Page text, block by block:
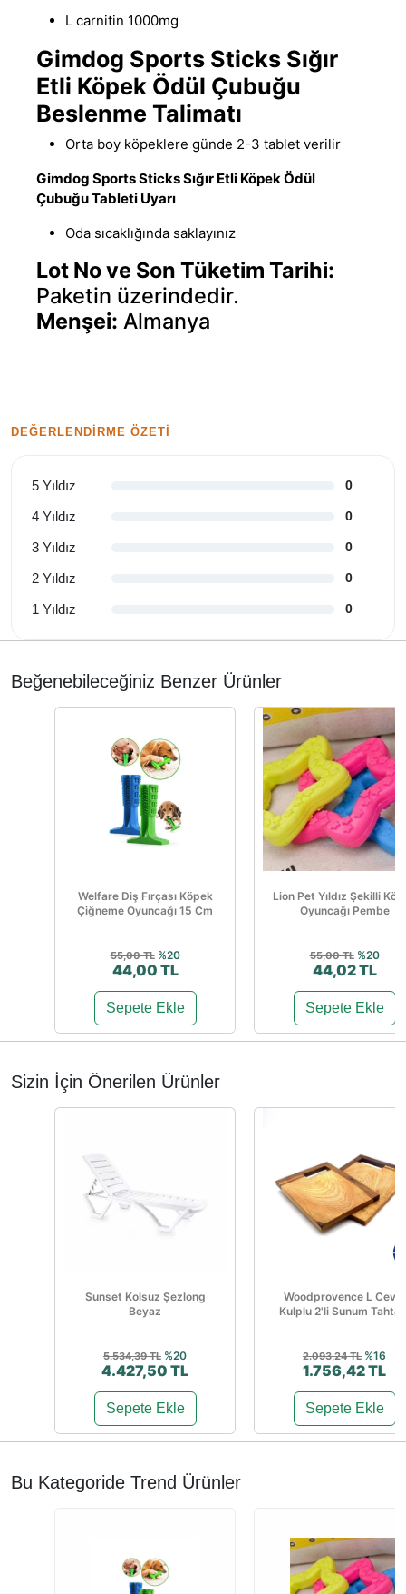
L carnitin 1000mg
Gimdog Sports Sticks Sığır
Etli Köpek Ödül Çubuğu
Beslenme Talimatı
Orta boy köpeklere günde 2-3 tablet verilir
Gimdog Sports Sticks Sığır Etli Köpek Ödül
Çubuğu Tableti Uyarı
Oda sıcaklığında saklayınız
Lot No ve Son Tüketim Tarihi:
Paketin üzerindedir.
Menşei: Almanya
DEĞERLENDIRME ÖZETI
5 Yıldız 0
4 Yıldız 0
3 Yıldız 0
2 Yıldız 0
1 Yıldız 0
Beğenebileceğiniz Benzer Ürünler
Welfare Diş Fırçası Köpek
Çiğneme Oyuncağı 15 Cm
55,00 TL %20
44,00 TL
Sepete Ekle
Lion Pet Yıldız Şekilli
Oyuncağı Pembe
55,00 TL %20
44,02 TL
Sepete Ekle
Sizin İçin Önerilen Ürünler
Sunset Kolsuz Şezlong
Beyaz
5.534,39 TL %20
4.427,50 TL
Sepete Ekle
Woodprovence L Ceviz
Kulplu 2'li Sunum
2.093,24 TL %16
1.756,42 TL
Sepete Ekle
Bu Kategoride Trend Ürünler